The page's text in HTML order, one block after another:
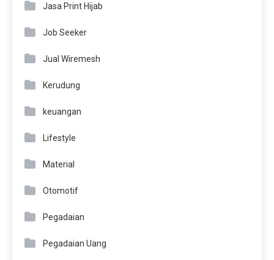
Jasa Print Hijab
Job Seeker
Jual Wiremesh
Kerudung
keuangan
Lifestyle
Material
Otomotif
Pegadaian
Pegadaian Uang